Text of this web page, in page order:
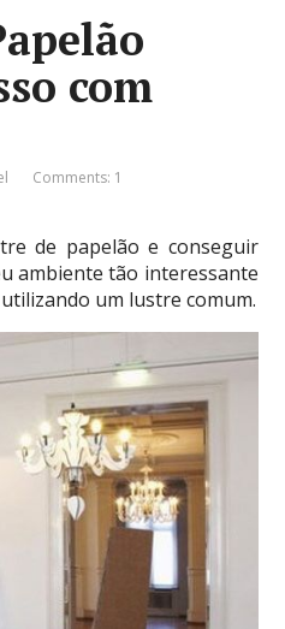
com
Comments: 1
de papelão e conseguir
ambiente tão interessante
um lustre comum.